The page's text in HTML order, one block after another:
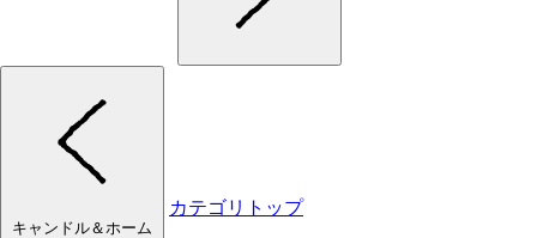
キャンドル＆ホーム
カテゴリトップ